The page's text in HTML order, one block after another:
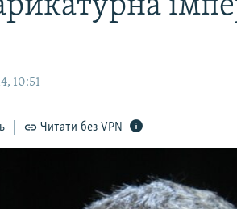
10:51
Читати без VPN